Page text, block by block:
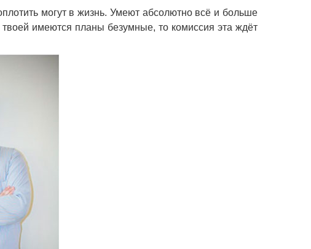
могут в жизнь. Умеют абсолютно всё и больше
имеются планы безумные, то комиссия эта ждёт